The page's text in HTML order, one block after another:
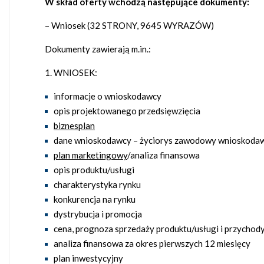
– Wniosek (32 STRONY, 9645 WYRAZÓW)
Dokumenty zawierają m.in.:
WNIOSEK:
informacje o wnioskodawcy
opis projektowanego przedsięwzięcia
biznesplan
dane wnioskodawcy – życiorys zawodowy
plan marketingowy/analiza finansowa
opis produktu/usługi
charakterystyka rynku
konkurencja na rynku
dystrybucja i promocja
cena, prognoza sprzedaży produktu/usługi i
analiza finansowa za okres pierwszych 12 miesięcy
plan inwestycyjny